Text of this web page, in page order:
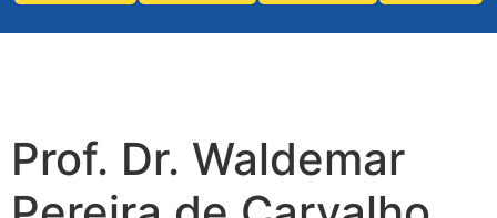
Prof. Dr. Waldemar